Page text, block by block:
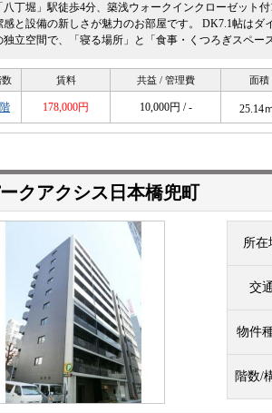
八丁堀」駅徒歩4分、築浅ウォークインクローゼット
感と設備の新しさが魅力のお部屋です。 DK7.1帖は
独立空間で、「寝る場所」と「食事・くつろぎスペー
数 賃料 共益 / 管理費 面積
178,000円 10,000円 / - 25.14
クアクシス日本橋兜町
所在
交通
物件
階数/